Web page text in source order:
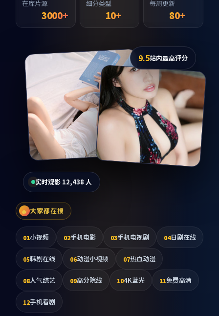
在库片源
3000+
细分类型
10+
每周更新
80+
9.5站内最高评分
实时观影 12,438 人
大家都在搜
01小视频 02手机电影 03手机电视剧 04日剧在线
05韩剧在线 06动漫小视频 07热血动漫
08人气综艺 09高分院线 104K蓝光 11免费高清
12手机看剧